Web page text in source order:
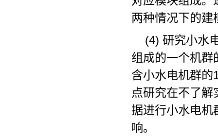
两种情况下的建
(4) 研究小水
组成的一个机群
含小水电机群的
点研究在不了
据进行小水电机
响。